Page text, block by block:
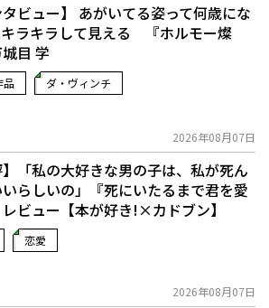
タビュー】 あがいてる姿って何歳にな
キラキラして見える 『ホルモー燦
目 学
品 ダ・ヴィンチ
2026年08月07日
】「私の大好きな男の子は、私が死ん
らしいの」――『死にいたるまで君を愛
レビュー【本が好き!×カドブン】
恋愛
2026年08月07日